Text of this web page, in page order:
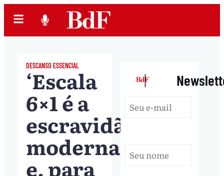
DESCANSO ESSENCIAL
‘Escala
6×1 é a
escravidão
moderna
e, para
|